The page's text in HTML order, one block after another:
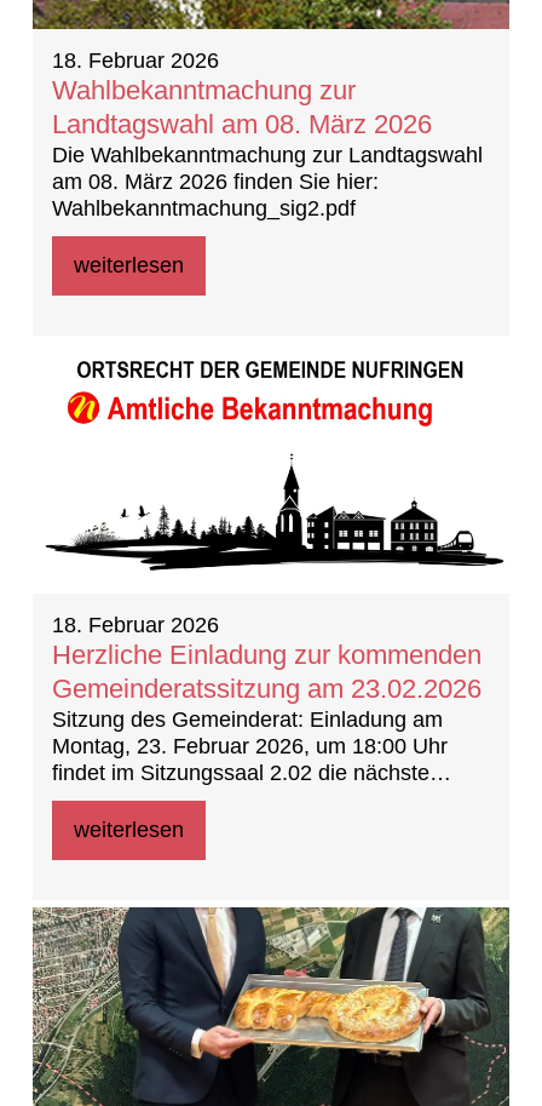
18. Februar 2026
Wahlbekanntmachung zur
Landtagswahl am 08. März 2026
Die Wahlbekanntmachung zur Landtagswahl
am 08. März 2026 finden Sie hier:
Wahlbekanntmachung_sig2.pdf
weiterlesen
18. Februar 2026
Herzliche Einladung zur kommenden
Gemeinderatssitzung am 23.02.2026
Sitzung des Gemeinderat: Einladung am
Montag, 23. Februar 2026, um 18:00 Uhr
findet im Sitzungssaal 2.02 die nächste
Sitzung des Gemeinderates statt.
weiterlesen